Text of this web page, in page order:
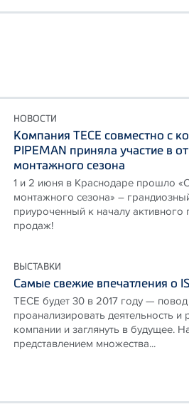
НОВОСТИ
Компания ТЕСЕ совместно с
PIPEMAN приняла участие в
монтажного сезона
1 и 2 июня в Краснодаре прошло
монтажного сезона» –
приуроченный к началу активного
продаж!
ВЫСТАВКИ
Самые свежие впечатления о
TECE будет 30 в 2017 году — повод
проанализировать деятельность и
компании и заглянуть в будущее.
представлением множества...